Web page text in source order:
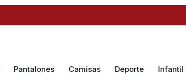
Pantalones Camisas Deporte Infantil